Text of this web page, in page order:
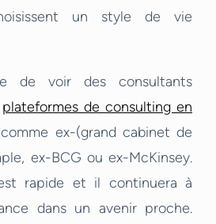
un style de vie
de voir des consultants
plateformes de consulting en
comme ex-(grand cabinet de
ex-BCG ou ex-McKinsey.
rapide et il continuera à
dans un avenir proche.